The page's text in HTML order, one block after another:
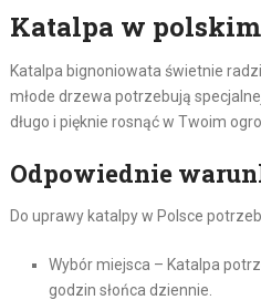
Katalpa w
Katalpa bignoniowata świetnie
młode drzewa potrzebują
długo i pięknie rosnąć w Twoim
Odpowiednie
Do uprawy katalpy w Polsce
Wybór miejsca – Katalpa
godzin słońca dziennie.